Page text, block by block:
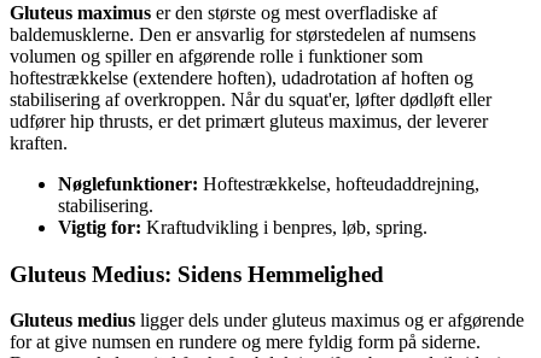
Gluteus maximus er den største og mest overfladiske af
baldemusklerne. Den er ansvarlig for størstedelen af numsens
volumen og spiller en afgørende rolle i funktioner som
hoftestrækkelse (extendere hoften), udadrotation af hoften og
stabilisering af overkroppen. Når du squat'er, løfter dødløft eller
udfører hip thrusts, er det primært gluteus maximus, der leverer
kraften.
Nøglefunktioner: Hoftestrækkelse, hofteudaddrejning,
stabilisering.
Vigtig for: Kraftudvikling i benpres, løb, spring.
Gluteus Medius: Sidens Hemmelighed
Gluteus medius ligger dels under gluteus maximus og er afgørende
for at give numsen en rundere og mere fyldig form på siderne.